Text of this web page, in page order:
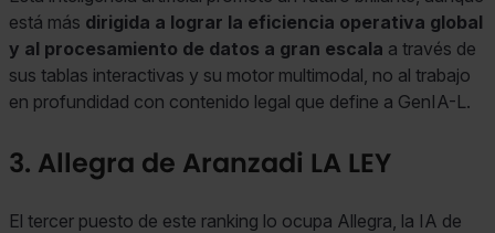
está más dirigida a lograr la eficiencia operativa global
y al procesamiento de datos a gran escala a través de
sus tablas interactivas y su motor multimodal, no al trabajo
en profundidad con contenido legal que define a GenIA-L.
3. Allegra de Aranzadi LA LEY
El tercer puesto de este ranking lo ocupa Allegra, la IA de